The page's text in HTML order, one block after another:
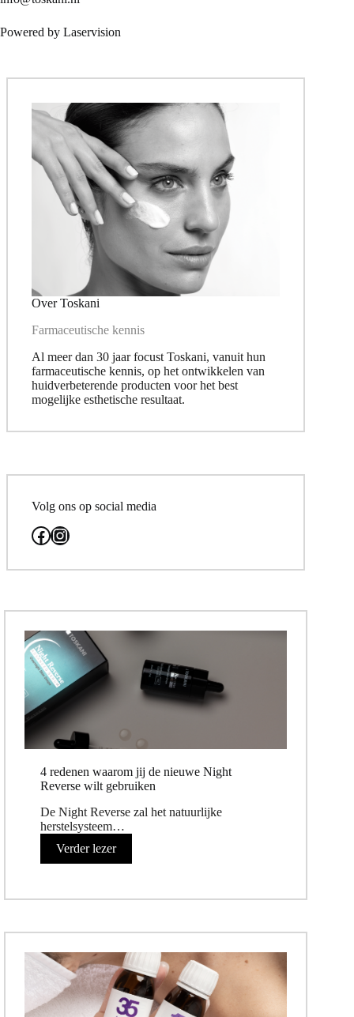
Powered by Laservision
Over Toskani
Farmaceutische kennis
Al meer dan 30 jaar focust Toskani, vanuit hun
farmaceutische kennis, op het ontwikkelen van
huidverbeterende producten voor het best
mogelijke esthetische resultaat.
Volg ons op social media
Facebook
Instagram
4 redenen waarom jij de nieuwe Night
Reverse wilt gebruiken
De Night Reverse zal het natuurlijke
herstelsysteem…
Verder lezer